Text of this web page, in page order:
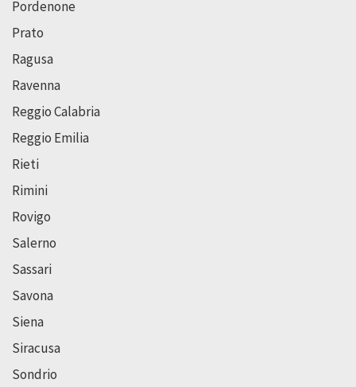
Pordenone
Prato
Ragusa
Ravenna
Reggio Calabria
Reggio Emilia
Rieti
Rimini
Rovigo
Salerno
Sassari
Savona
Siena
Siracusa
Sondrio